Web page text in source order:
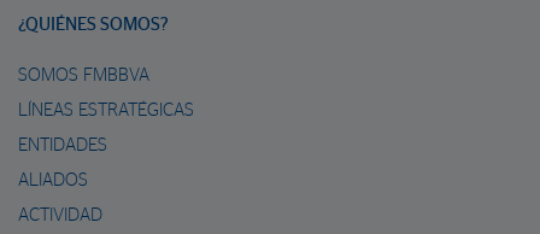
¿QUIÉNES SOMOS?
SOMOS FMBBVA
LÍNEAS ESTRATÉGICAS
ENTIDADES
ALIADOS
ACTIVIDAD